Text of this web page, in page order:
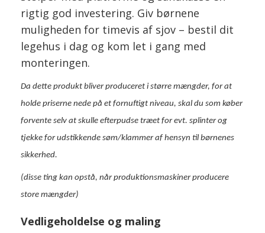
rigtig god investering. Giv børnene
muligheden for timevis af sjov – bestil dit
legehus i dag og kom let i gang med
monteringen.
Da dette produkt bliver produceret i større mængder, for at
holde priserne nede på et fornuftigt niveau, skal du som køber
forvente selv at skulle efterpudse træet for evt. splinter og
tjekke for udstikkende søm/klammer af hensyn til børnenes
sikkerhed.
(disse ting kan opstå, når produktionsmaskiner producere
store mængder)
Vedligeholdelse og maling